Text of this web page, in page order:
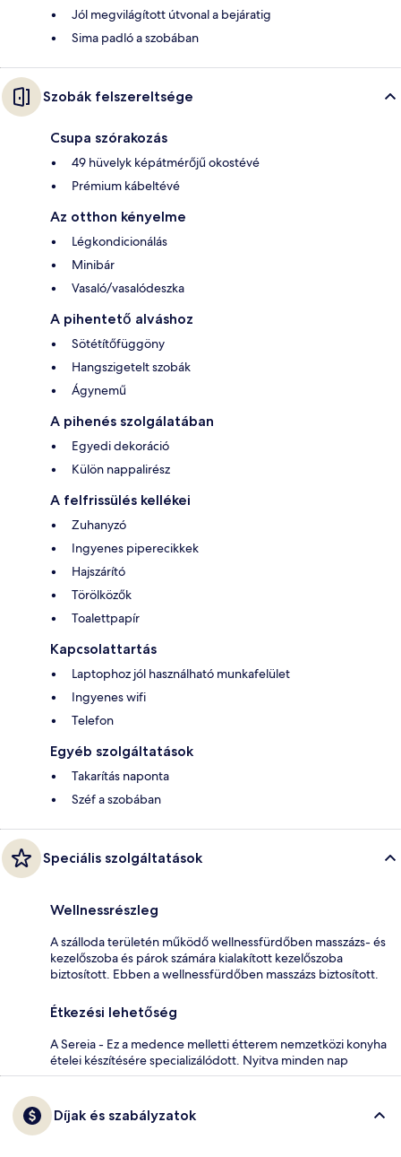
Jól megvilágított útvonal a bejáratig
Sima padló a szobában
Szobák felszereltsége
Csupa szórakozás
49 hüvelyk képátmérőjű okostévé
Prémium kábeltévé
Az otthon kényelme
Légkondicionálás
Minibár
Vasaló/vasalódeszka
A pihentető alváshoz
Sötétítőfüggöny
Hangszigetelt szobák
Ágynemű
A pihenés szolgálatában
Egyedi dekoráció
Külön nappalirész
A felfrissülés kellékei
Zuhanyzó
Ingyenes piperecikkek
Hajszárító
Törölközők
Toalettpapír
Kapcsolattartás
Laptophoz jól használható munkafelület
Ingyenes wifi
Telefon
Egyéb szolgáltatások
Takarítás naponta
Széf a szobában
Speciális szolgáltatások
Wellnessrészleg
A szálloda területén működő wellnessfürdőben masszázs- és
kezelőszoba és párok számára kialakított kezelőszoba
biztosított. Ebben a wellnessfürdőben masszázs biztosított.
Étkezési lehetőség
A Sereia - Ez a medence melletti étterem nemzetközi konyha
ételei készítésére specializálódott. Nyitva minden nap
Díjak és szabályzatok